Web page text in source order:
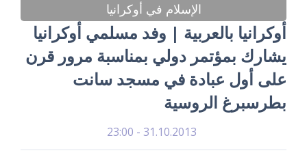
الإسلام في أوكرانيا
أوكرانيا بالعربية | وفد مسلمي أوكرانيا
يشارك بمؤتمر دولي بمناسبة مرور قرن
على أول عبادة في مسجد سانت
بطرسبرغ الروسية
31.10.2013 - 23:00